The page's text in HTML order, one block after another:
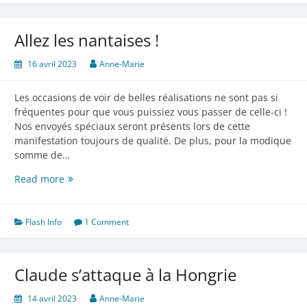
Allez les nantaises !
16 avril 2023 Anne-Marie
Les occasions de voir de belles réalisations ne sont pas si
fréquentes pour que vous puissiez vous passer de celle-ci !
Nos envoyés spéciaux seront présents lors de cette
manifestation toujours de qualité. De plus, pour la modique
somme de…
Read moreAllez
Flash Info 1 Comment
Claude s’attaque à la Hongrie
14 avril 2023 Anne-Marie